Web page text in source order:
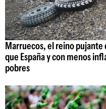
Marruecos, el reino pujante
que España y con menos
pobres